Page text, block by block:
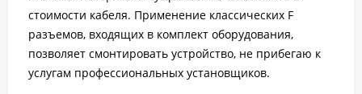
стоимости кабеля. Применение классических F
разъемов, входящих в комплект оборудования,
позволяет смонтировать устройство, не прибегаю к
услугам профессиональных установщиков.